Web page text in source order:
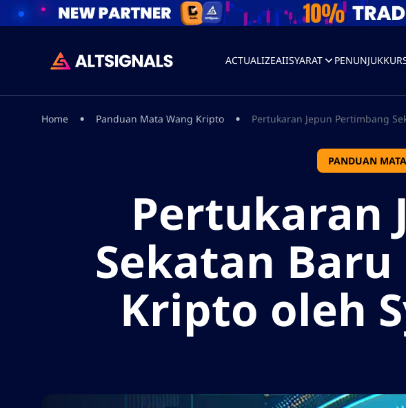
ACTUALIZEAIISYARAT PENUNJUK
Home • Panduan Mata Wang Kripto • Pertukaran Jepun Pertimbang
PANDUAN
Pertukaran
Sekatan
Kripto oleh